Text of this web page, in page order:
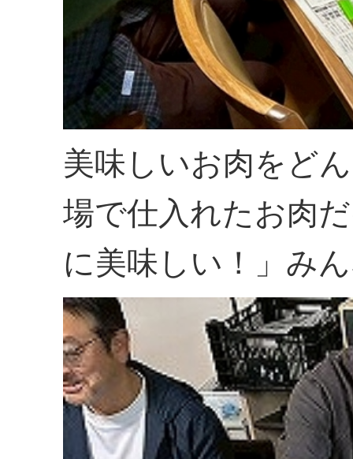
美味しいお肉をど
場で仕入れたお肉
に美味しい！」み